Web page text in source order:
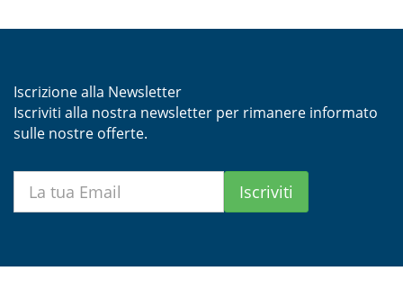
Iscrizione alla Newsletter
Iscriviti alla nostra newsletter per rimanere informato
sulle nostre offerte.
Iscriviti